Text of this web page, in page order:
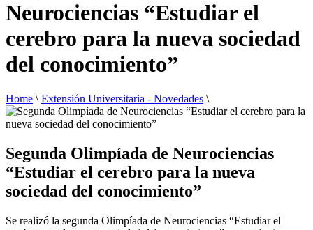
Neurociencias “Estudiar el
cerebro para la nueva sociedad
del conocimiento”
Home \ Extensión Universitaria - Novedades \
Segunda Olimpíada de Neurociencias
“Estudiar el cerebro para la nueva
sociedad del conocimiento”
Se realizó la segunda Olimpíada de Neurociencias “Estudiar el